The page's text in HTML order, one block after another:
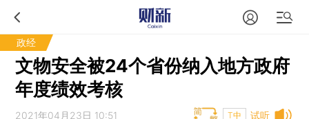
政经
文物安全被24个省份纳入地方政府
年度绩效考核
试听
2021年04月23日 10:51 T中